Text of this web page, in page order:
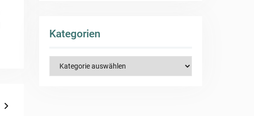
Kategorien
Kategorien